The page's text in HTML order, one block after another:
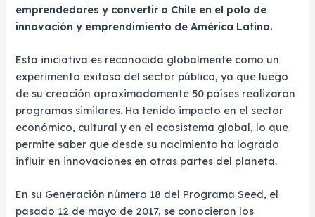
emprendedores y convertir a Chile en el polo de
innovación y emprendimiento de América Latina.
Esta iniciativa es reconocida globalmente como un
experimento exitoso del sector público, ya que luego
de su creación aproximadamente 50 países realizaron
programas similares. Ha tenido impacto en el sector
económico, cultural y en el ecosistema global, lo que
permite saber que desde su nacimiento ha logrado
influir en innovaciones en otras partes del planeta.
En su Generación número 18 del Programa Seed, el
pasado 12 de mayo de 2017, se conocieron los